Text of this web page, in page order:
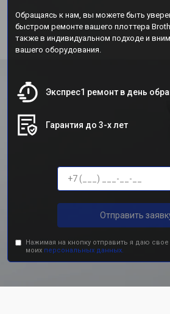
Обращаясь к нам, вы можете быть
быстром ремонте вашего плоттера
также в индивидуальном подходе и
вашего оборудования.
Экспрес1 ремонт в день
Гарантия до 3-х лет
Отправить
Нажимая на кнопку отправить я даю свое
моих персональных данных.